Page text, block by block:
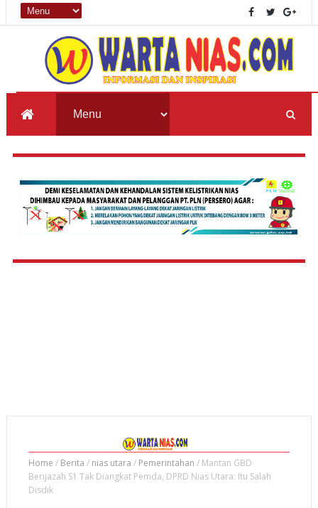
Home / Berita / nias utara / Pemerintahan / Mantan GBD
Berijazah S1 Tak Diangkat Pemda, DPRD Nias Utara: Itu Salah
Disdik